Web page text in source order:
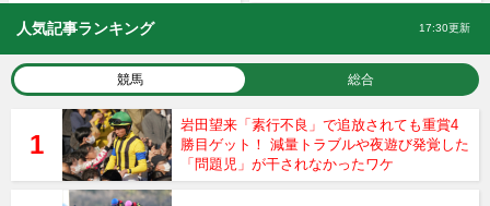
人気記事ランキング 17:30更新
競馬 総合
岩田望来「素行不良」で追放されても重賞4
勝目ゲット！ 減量トラブルや夜遊び発覚した
「問題児」が干されなかったワケ